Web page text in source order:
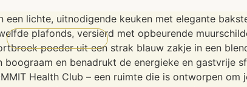
NIET-GECATEGORISEERD